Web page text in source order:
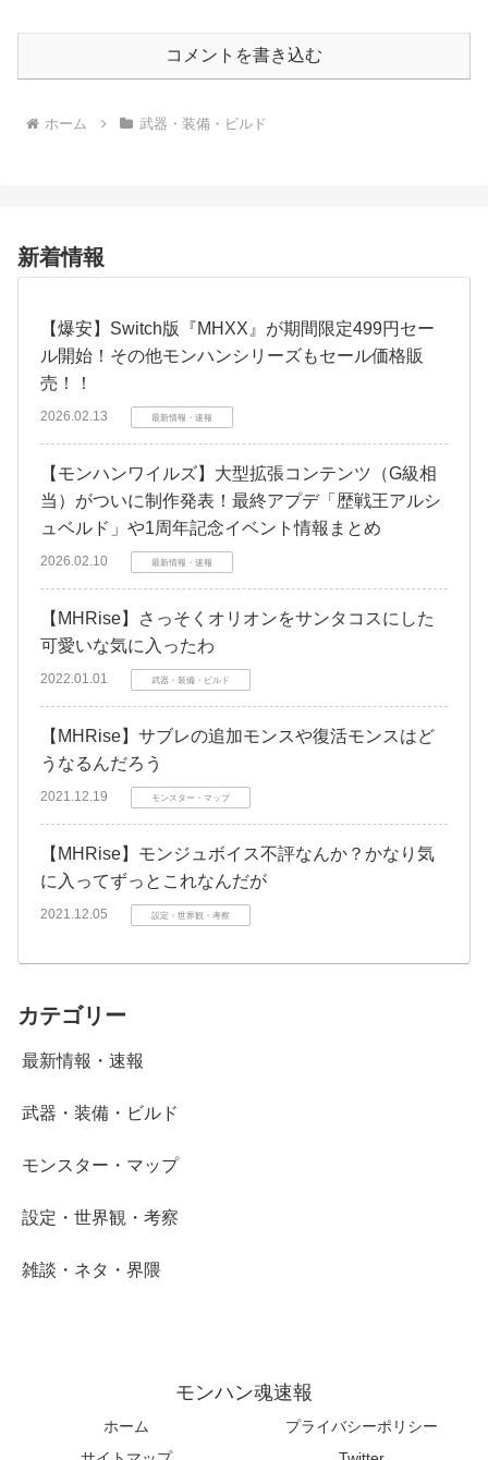
コメントを書き込む
ホーム 武器・装備・ビルド
新着情報
【爆安】Switch版『MHXX』が期間限定499円セー
ル開始！その他モンハンシリーズもセール価格販
売！！
2026.02.13 最新情報・速報
【モンハンワイルズ】大型拡張コンテンツ（G級相
当）がついに制作発表！最終アプデ「歴戦王アルシ
ュベルド」や1周年記念イベント情報まとめ
2026.02.10 最新情報・速報
【MHRise】さっそくオリオンをサンタコスにした
可愛いな気に入ったわ
2022.01.01 武器・装備・ビルド
【MHRise】サブレの追加モンスや復活モンスはど
うなるんだろう
2021.12.19 モンスター・マップ
【MHRise】モンジュボイス不評なんか？かなり気
に入ってずっとこれなんだが
2021.12.05 設定・世界観・考察
カテゴリー
最新情報・速報
武器・装備・ビルド
モンスター・マップ
設定・世界観・考察
雑談・ネタ・界隈
モンハン魂速報
ホーム
プライバシーポリシー